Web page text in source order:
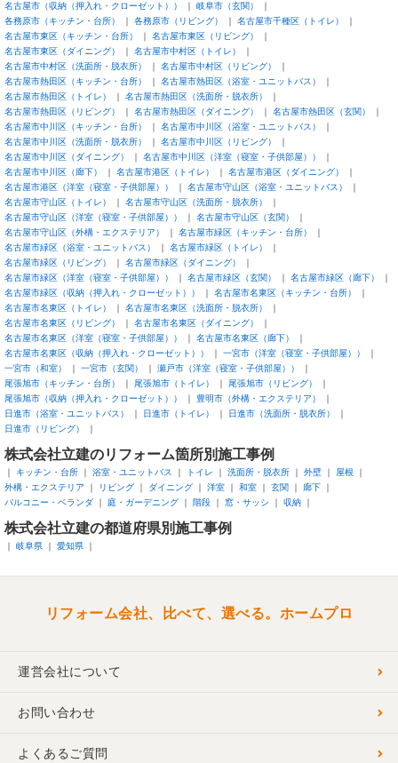
名古屋市（収納（押入れ・クローゼット））
岐阜市（玄関）
各務原市（キッチン・台所）
各務原市（リビング）
名古屋市千種区（トイレ）
名古屋市東区（キッチン・台所）
名古屋市東区（リビング）
名古屋市東区（ダイニング）
名古屋市中村区（トイレ）
名古屋市中村区（洗面所・脱衣所）
名古屋市中村区（リビング）
名古屋市熱田区（キッチン・台所）
名古屋市熱田区（浴室・ユニットバス）
名古屋市熱田区（トイレ）
名古屋市熱田区（洗面所・脱衣所）
名古屋市熱田区（リビング）
名古屋市熱田区（ダイニング）
名古屋市熱田区（玄関）
名古屋市中川区（キッチン・台所）
名古屋市中川区（浴室・ユニットバス）
名古屋市中川区（洗面所・脱衣所）
名古屋市中川区（リビング）
名古屋市中川区（ダイニング）
名古屋市中川区（洋室（寝室・子供部屋））
名古屋市中川区（廊下）
名古屋市港区（トイレ）
名古屋市港区（ダイニング）
名古屋市港区（洋室（寝室・子供部屋））
名古屋市守山区（浴室・ユニットバス）
名古屋市守山区（トイレ）
名古屋市守山区（洗面所・脱衣所）
名古屋市守山区（洋室（寝室・子供部屋））
名古屋市守山区（玄関）
名古屋市守山区（外構・エクステリア）
名古屋市緑区（キッチン・台所）
名古屋市緑区（浴室・ユニットバス）
名古屋市緑区（トイレ）
名古屋市緑区（リビング）
名古屋市緑区（ダイニング）
名古屋市緑区（洋室（寝室・子供部屋））
名古屋市緑区（玄関）
名古屋市緑区（廊下）
名古屋市緑区（収納（押入れ・クローゼット））
名古屋市名東区（キッチン・台所）
名古屋市名東区（トイレ）
名古屋市名東区（洗面所・脱衣所）
名古屋市名東区（リビング）
名古屋市名東区（ダイニング）
名古屋市名東区（洋室（寝室・子供部屋））
名古屋市名東区（廊下）
名古屋市名東区（収納（押入れ・クローゼット））
一宮市（洋室（寝室・子供部屋））
一宮市（和室）
一宮市（玄関）
瀬戸市（洋室（寝室・子供部屋））
尾張旭市（キッチン・台所）
尾張旭市（トイレ）
尾張旭市（リビング）
尾張旭市（収納（押入れ・クローゼット））
豊明市（外構・エクステリア）
日進市（浴室・ユニットバス）
日進市（トイレ）
日進市（洗面所・脱衣所）
日進市（リビング）
株式会社立建のリフォーム箇所別施工事例
キッチン・台所 浴室・ユニットバス トイレ 洗面所・脱衣所 外壁
屋根
外構・エクステリア
リビング ダイニング 洋室 和室 玄関
廊下
バルコニー・ベランダ
庭・ガーデニング 階段 窓・サッシ 収納
株式会社立建の都道府県別施工事例
岐阜県 愛知県
リフォーム会社、比べて、選べる。ホームプロ
運営会社について
お問い合わせ
よくあるご質問